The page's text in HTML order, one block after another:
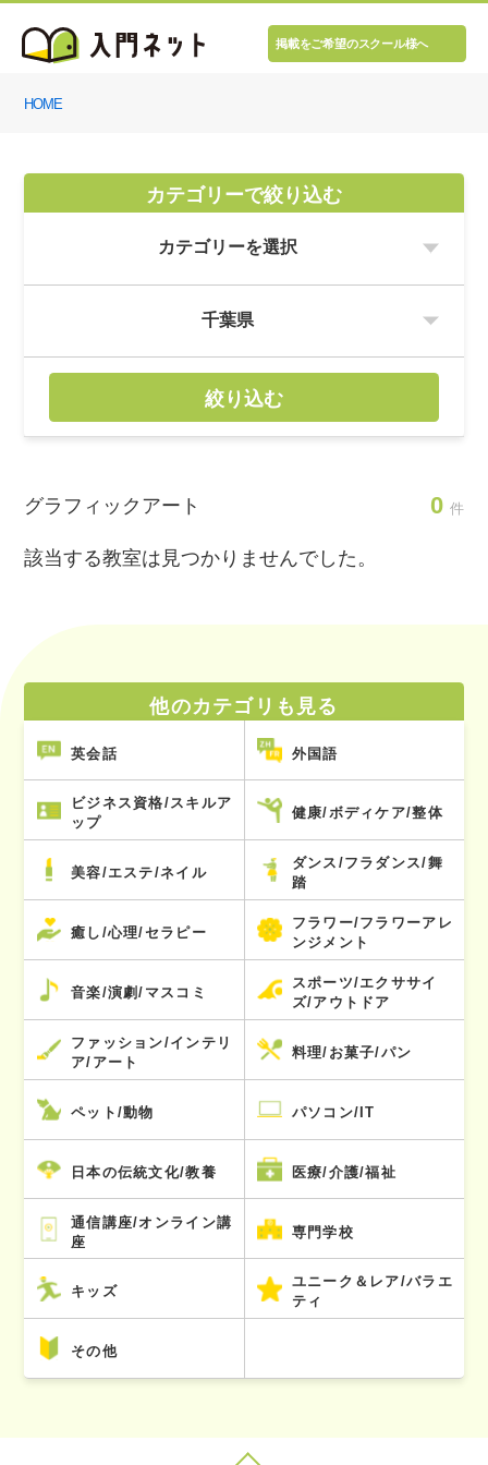
掲載をご希望のスクール様へ
HOME
カテゴリーで絞り込む
絞り込む
グラフィックアート 0 件
該当する教室は見つかりませんでした。
他のカテゴリも見る
英会話 外国語
ビジネス資格/スキルア
ップ
健康/ボディケア/整体
美容/エステ/ネイル
ダンス/フラダンス/舞
踏
癒し/心理/セラピー
フラワー/フラワーアレ
ンジメント
音楽/演劇/マスコミ
スポーツ/エクササイ
ズ/アウトドア
ファッション/インテリ
ア/アート
料理/お菓子/パン
ペット/動物 パソコン/IT
日本の伝統文化/教養 医療/介護/福祉
通信講座/オンライン講
座
専門学校
キッズ
ユニーク＆レア/バラエ
ティ
その他